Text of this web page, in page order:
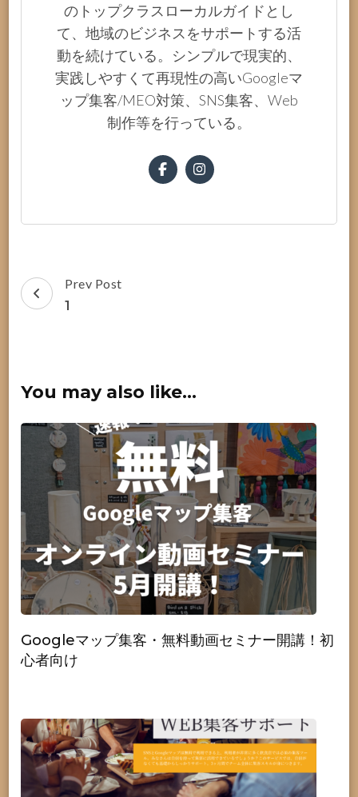
のトップクラスローカルガイドとし
て、地域のビジネスをサポートする活
動を続けている。シンプルで現実的、
実践しやすくて再現性の高いGoogleマ
ップ集客/MEO対策、SNS集客、Web
制作等を行っている。
Post
Navigation
Prev Post
1
You may also like...
Googleマップ集客・無料動画セミナー開講！初
心者向け